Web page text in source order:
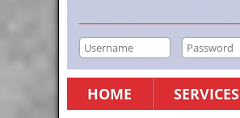
HOME SERVICES